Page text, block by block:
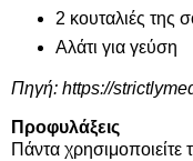
2 κουταλιές της
Αλάτι για γεύση
Πηγή: https://
Προφυλάξεις
Πάντα